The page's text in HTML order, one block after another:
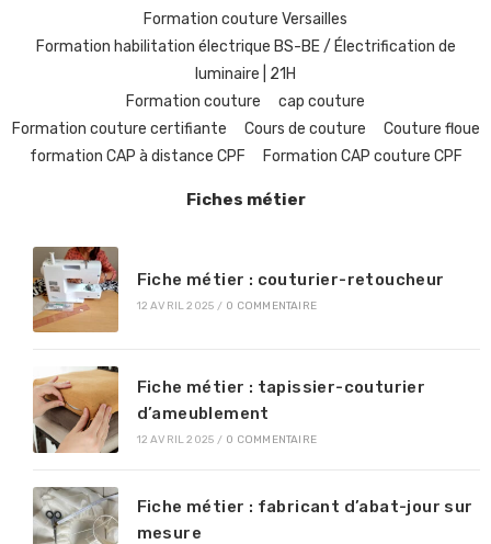
Formation couture Versailles
Formation habilitation électrique BS-BE / Électrification de
luminaire | 21H
Formation couture
cap couture
Formation couture certifiante
Cours de couture
Couture floue
formation CAP à distance CPF
Formation CAP couture CPF
Fiches métier
Fiche métier : couturier-retoucheur
12 AVRIL 2025 / 0 COMMENTAIRE
Fiche métier : tapissier-couturier
d’ameublement
12 AVRIL 2025 / 0 COMMENTAIRE
Fiche métier : fabricant d’abat-jour sur
mesure